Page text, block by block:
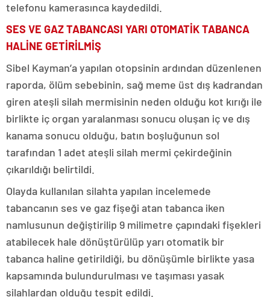
telefonu kamerasınca kaydedildi.
SES VE GAZ TABANCASI YARI OTOMATİK TABANCA
HALİNE GETİRİLMİŞ
Sibel Kayman’a yapılan otopsinin ardından düzenlenen
raporda, ölüm sebebinin, sağ meme üst dış kadrandan
giren ateşli silah mermisinin neden olduğu kot kırığı ile
birlikte iç organ yaralanması sonucu oluşan iç ve dış
kanama sonucu olduğu, batın boşluğunun sol
tarafından 1 adet ateşli silah mermi çekirdeğinin
çıkarıldığı belirtildi.
Olayda kullanılan silahta yapılan incelemede
tabancanın ses ve gaz fişeği atan tabanca iken
namlusunun değiştirilip 9 milimetre çapındaki fişekleri
atabilecek hale dönüştürülüp yarı otomatik bir
tabanca haline getirildiği, bu dönüşümle birlikte yasa
kapsamında bulundurulması ve taşıması yasak
silahlardan olduğu tespit edildi.